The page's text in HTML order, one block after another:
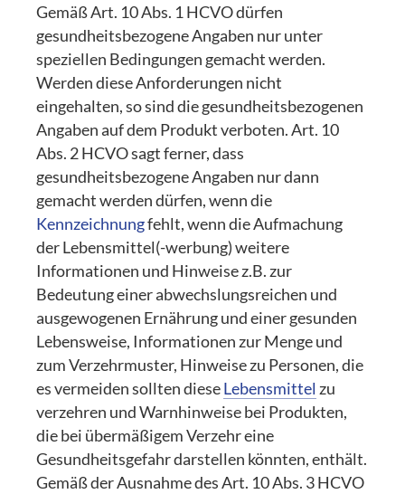
Gemäß Art. 10 Abs. 1 HCVO dürfen
gesundheitsbezogene Angaben nur unter
speziellen Bedingungen gemacht werden.
Werden diese Anforderungen nicht
eingehalten, so sind die gesundheitsbezogenen
Angaben auf dem Produkt verboten. Art. 10
Abs. 2 HCVO sagt ferner, dass
gesundheitsbezogene Angaben nur dann
gemacht werden dürfen, wenn die
Kennzeichnungfehlt, wenn die Aufmachung
der Lebensmittel(-werbung) weitere
Informationen und Hinweise z.B. zur
Bedeutung einer abwechslungsreichen und
ausgewogenen Ernährung und einer gesunden
Lebensweise, Informationen zur Menge und
zum Verzehrmuster, Hinweise zu Personen, die
es vermeiden sollten dieseLebensmittel zu
verzehren und Warnhinweise bei Produkten,
die bei übermäßigem Verzehr eine
Gesundheitsgefahr darstellen könnten, enthält.
Gemäß der Ausnahme des Art. 10 Abs. 3 HCVO